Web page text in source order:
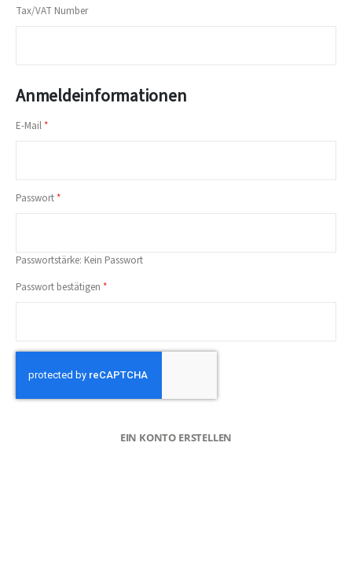
Tax/VAT Number
Anmeldeinformationen
E-Mail
Passwort
Passwortstärke: Kein Passwort
Passwort bestätigen
EIN KONTO ERSTELLEN